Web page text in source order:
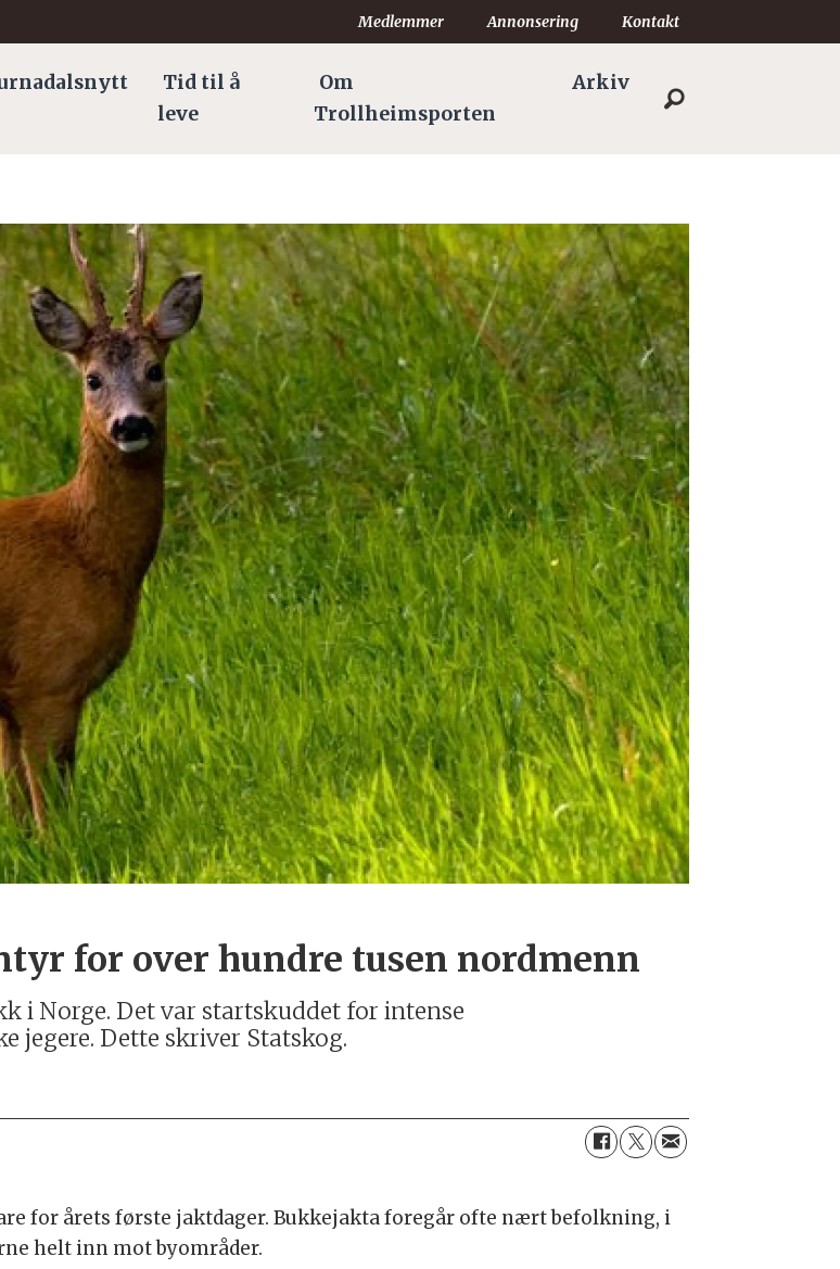
Medlemmer Annonsering Kontakt
Tid til å
leve
Om
Trollheimsporten
Arkiv
for over hundre tusen nordmenn
i Norge. Det var startskuddet for intense
jegere. Dette skriver Statskog.
for årets første jaktdager. Bukkejakta foregår ofte nært befolkning, i
helt inn mot byområder.